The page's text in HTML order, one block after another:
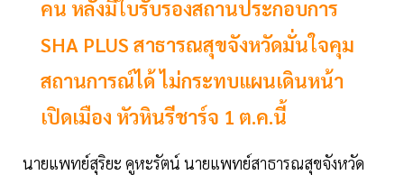
คน หลังมีใบรับรองสถานประกอบการ
SHA PLUS สาธารณสุขจังหวัดมั่นใจคุม
สถานการณ์ได้ ไม่กระทบแผนเดินหน้า
เปิดเมือง หัวหินรีชาร์จ 1 ต.ค.นี้
นายแพทย์สุริยะ คูหะรัตน์ นายแพทย์สาธารณสุขจังหวัด